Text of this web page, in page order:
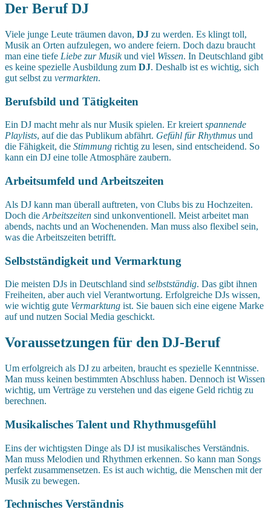
Der Beruf DJ
Viele junge Leute träumen davon, DJ zu werden. Es klingt toll,
Musik an Orten aufzulegen, wo andere feiern. Doch dazu braucht
man eine tiefe Liebe zur Musikund viel Wissen. In Deutschland gibt
es keine spezielle Ausbildung zum DJ. Deshalb ist es wichtig, sich
gut selbst zu vermarkten.
Berufsbild und Tätigkeiten
Ein DJ macht mehr als nur Musik spielen. Er kreiertspannende
Playlists, auf die das Publikum abfährt. Gefühl für Rhythmus und
die Fähigkeit, die Stimmung richtig zu lesen, sind entscheidend. So
kann ein DJ eine tolle Atmosphäre zaubern.
Arbeitsumfeld und Arbeitszeiten
Als DJ kann man überall auftreten, von Clubs bis zu Hochzeiten.
Doch die Arbeitszeiten sind unkonventionell. Meist arbeitet man
abends, nachts und an Wochenenden. Man muss also flexibel sein,
was die Arbeitszeiten betrifft.
Selbstständigkeit und Vermarktung
Die meisten DJs in Deutschland sind selbstständig. Das gibt ihnen
Freiheiten, aber auch viel Verantwortung. Erfolgreiche DJs wissen,
wie wichtig gute Vermarktung ist. Sie bauen sich eine eigene Marke
auf und nutzen Social Media geschickt.
Voraussetzungen für den DJ-Beruf
Um erfolgreich als DJ zu arbeiten, braucht es spezielle Kenntnisse.
Man muss keinen bestimmten Abschluss haben. Dennoch ist Wissen
wichtig, um Verträge zu verstehen und das eigene Geld richtig zu
berechnen.
Musikalisches Talent und Rhythmusgefühl
Eins der wichtigsten Dinge als DJ ist musikalisches Verständnis.
Man muss Melodien und Rhythmen erkennen. So kann man Songs
perfekt zusammensetzen. Es ist auch wichtig, die Menschen mit der
Musik zu bewegen.
Technisches Verständnis